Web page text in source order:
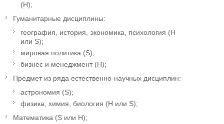
(H);
Гуманитарные дисциплины:
география, история, экономика, психология (Н
или S);
мировая политика (S);
бизнес и менеджмент (Н);
Предмет из ряда естественно-научных дисциплин:
астрономия (S);
физика, химия, биология (Н или S);
Математика (S или Н);